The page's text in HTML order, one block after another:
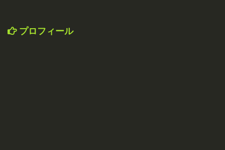
プロフィール